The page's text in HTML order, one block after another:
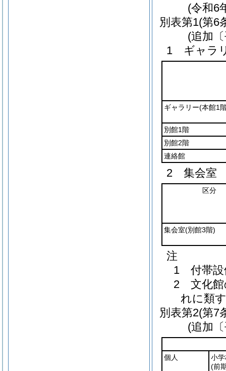
(令和6
別表第1(第6
(追加
1 ギャラ
ギャラリー(本館1
別館1階
別館2階
連絡館
2 集会室
区分
集会室(別館3階)
注
1 付帯設
2 文化館
れに類
別表第2(第7
(追加
個人
小
(前